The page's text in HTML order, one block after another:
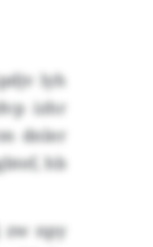
lyh
izhr
dnler
hb
zw npy